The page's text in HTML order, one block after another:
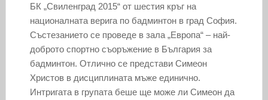
БК „Свиленград 2015“ от шестия кръг на
националната верига по бадминтон в град София.
Състезанието се проведе в зала „Европа“ – най-
доброто спортно съоръжение в България за
бадминтон. Отлично се представи Симеон
Христов в дисциплината мъже единично.
Интригата в групата беше ще може ли Симеон да